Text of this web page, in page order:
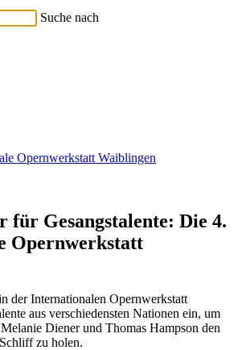
Suche nach
Opernwerkstatt Waiblingen
für Gesangstalente: Die 4.
Opernwerkstatt
der Internationalen Opernwerkstatt
aus verschiedensten Nationen ein, um
Diener und Thomas Hampson den
zu holen.